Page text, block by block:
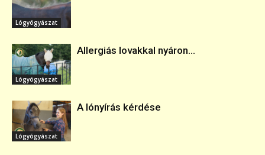
Lógyógyászat
Lógyógyászat
Allergiás lovakkal nyáron...
Lógyógyászat
A lónyírás kérdése